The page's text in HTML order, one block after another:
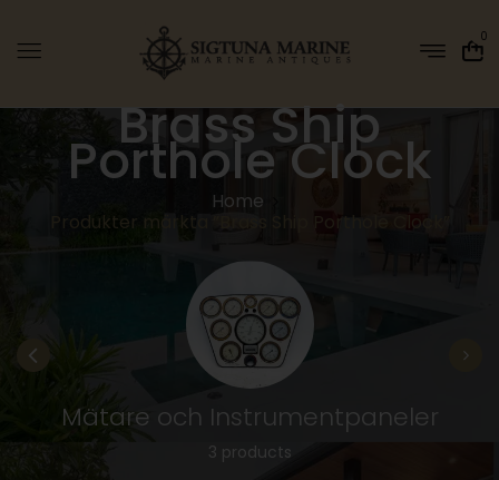
0
Brass Ship
Porthole Clock
Home
Produkter märkta ”Brass Ship Porthole Clock”
Mätare och Instrumentpaneler
3 products